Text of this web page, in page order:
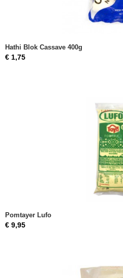
Hathi Blok Cassave 400g
€ 1,75
Pomtayer Lufo
€ 9,95